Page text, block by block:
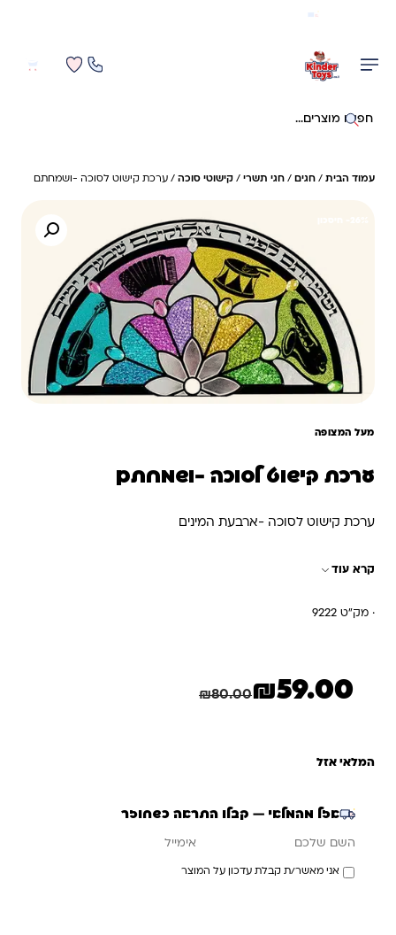
חיפוש באתר
עמוד הבית / חגים / חגי תשרי / קישוטי סוכה / ערכת קישוט לסוכה -ושמחתם
מעל המצופה
ערכת קישוט לסוכה -ושמחתם
ערכת קישוט לסוכה -ארבעת המינים
קרא עוד
· מק"ט 9222
₪80.00
המחיר המקורי היה: ₪80.00.
₪59.00
המחיר הנוכחי הוא: ₪59.00.
המלאי אזל
אזל מהמלאי — קבלו התראה כשחוזר
אני מאשר/ת קבלת עדכון על המוצר